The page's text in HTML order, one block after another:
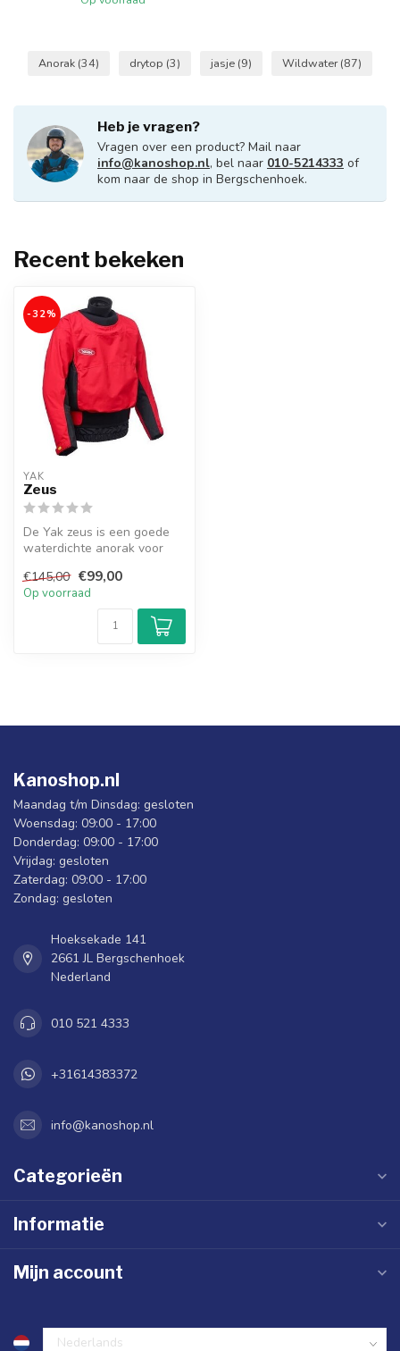
Anorak (34) drytop (3) jasje (9) Wildwater(87)
Heb je vragen?
Vragen over een product? Mail naar
info@kanoshop.nl, bel naar 010-5214333 of
kom naar de shop in Bergschenhoek.
Recent bekeken
-32%
YAK
Zeus
De Yak zeus is een goede
waterdichte anorak voor
€145,00 €99,00
Op voorraad
Kanoshop.nl
Maandag t/m Dinsdag: gesloten
Woensdag: 09:00 - 17:00
Donderdag: 09:00 - 17:00
Vrijdag: gesloten
Zaterdag: 09:00 - 17:00
Zondag: gesloten
Hoeksekade 141
2661 JL Bergschenhoek
Nederland
010 521 4333
+31614383372
info@kanoshop.nl
Categorieën
Informatie
Mijn account